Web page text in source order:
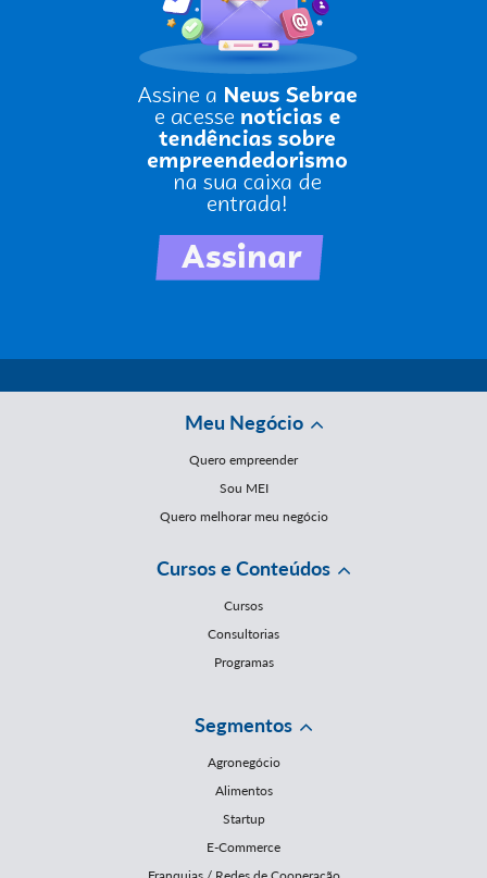
Meu Negócio
Quero empreender
Sou MEI
Quero melhorar meu negócio
Cursos e Conteúdos
Cursos
Consultorias
Programas
Segmentos
Agronegócio
Alimentos
Startup
E-Commerce